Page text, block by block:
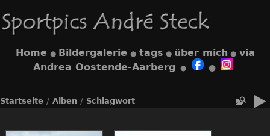
Home ● Bildergalerie ● tags ● über mich ● via
Andrea Oostende-Aarberg ● ●
Startseite / Alben / Schlagwort